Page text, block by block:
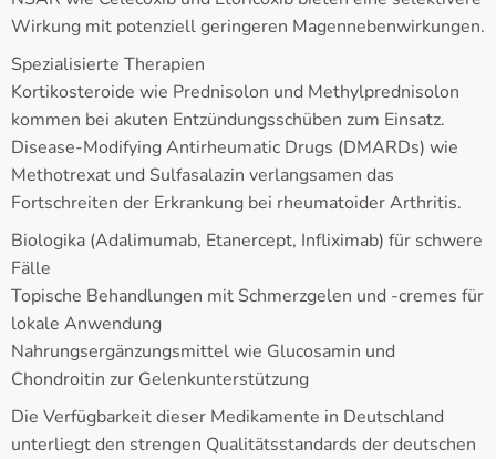
Wirkung mit potenziell geringeren Magennebenwirkungen.
Spezialisierte Therapien
Kortikosteroide wie Prednisolon und Methylprednisolon
kommen bei akuten Entzündungsschüben zum Einsatz.
Disease-Modifying Antirheumatic Drugs (DMARDs) wie
Methotrexat und Sulfasalazin verlangsamen das
Fortschreiten der Erkrankung bei rheumatoider Arthritis.
Biologika (Adalimumab, Etanercept, Infliximab) für schwere
Fälle
Topische Behandlungen mit Schmerzgelen und -cremes für
lokale Anwendung
Nahrungsergänzungsmittel wie Glucosamin und
Chondroitin zur Gelenkunterstützung
Die Verfügbarkeit dieser Medikamente in Deutschland
unterliegt den strengen Qualitätsstandards der deutschen